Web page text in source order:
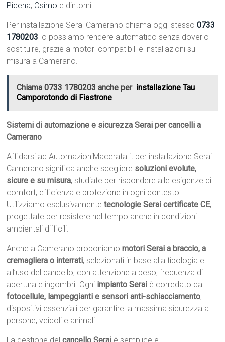
Picena, Osimo e dintorni.
Per installazione Serai Camerano chiama oggi stesso0733
1780203 lo possiamo rendere automatico senza doverlo
sostituire, grazie a motori compatibili e installazioni su
misura a Camerano.
Chiama 0733 1780203 anche per installazione Tau
Camporotondo di Fiastrone
Sistemi di automazione e sicurezza Serai per cancelli a
Camerano
Affidarsi ad AutomazioniMacerata.it per installazione Serai
Camerano significa anche scegliere soluzioni evolute,
sicure e su misura, studiate per rispondere alle esigenze di
comfort, efficienza e protezione in ogni contesto.
Utilizziamo esclusivamentetecnologie Serai certificate CE,
progettate per resistere nel tempo anche in condizioni
ambientali difficili.
Anche a Camerano proponiamomotori Serai a braccio, a
cremagliera o interrati, selezionati in base alla tipologia e
all’uso del cancello, con attenzione a peso, frequenza di
apertura e ingombri. Ogni impianto Serai è corredato da
fotocellule, lampeggianti e sensori anti-schiacciamento,
dispositivi essenziali per garantire la massima sicurezza a
persone, veicoli e animali.